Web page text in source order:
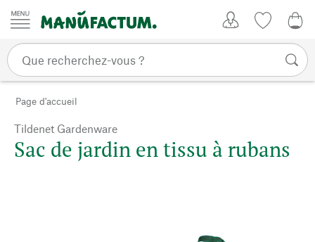
Passer au contenu
Page d'accueil
Tildenet Gardenware
Sac de jardin en tissu à rubans